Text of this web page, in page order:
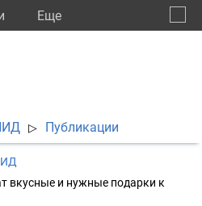
Eще
▷ Публикации
вкусные и нужные подарки к